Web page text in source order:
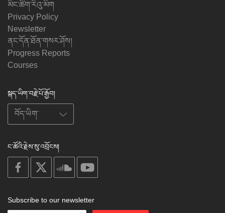
མིང་ཚིག་རིའུ་མིག
Privacy Policy
Newsletter
ནང་དོན་ཐོན་གསར་ཤོས།
Progress Reports
Courses
སྐད་ཡིག་བརྗེ་པོ་རྒྱོབ།
ང་ཚོའི་རྗེས་སུ་འབྲོངས།
on
facebook
soundcloud
Subscribe to our newsletter